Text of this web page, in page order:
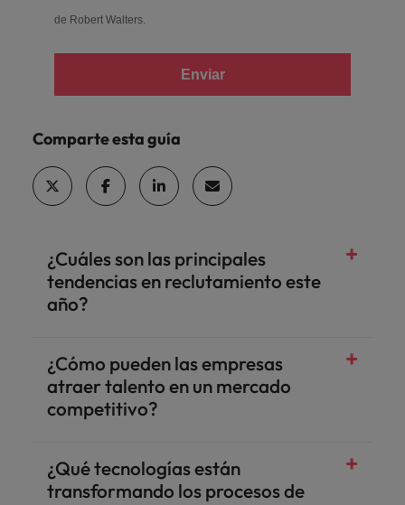
de Robert Walters.
Enviar
Comparte esta guía
¿Cuáles son las principales
tendencias en reclutamiento este
año?
¿Cómo pueden las empresas
atraer talento en un mercado
competitivo?
¿Qué tecnologías están
transformando los procesos de